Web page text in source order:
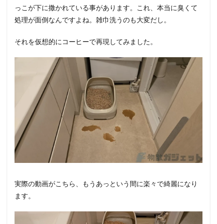
っこが下に撒かれている事があります。これ、本当に臭くて
処理が面倒なんですよね。雑巾洗うのも大変だし。
それを仮想的にコーヒーで再現してみました。
実際の動画がこちら、もうあっという間に楽々で綺麗になり
ます。